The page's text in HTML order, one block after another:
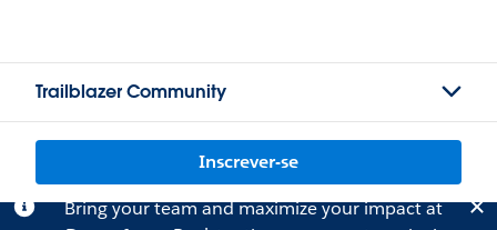
Trailblazer Community
Inscrever-se
Bring your team and maximize your impact at